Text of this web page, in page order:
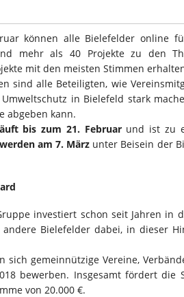
können alle Bielefelder online
mehr als 40 Projekte zu den
mit den meisten Stimmen
sind alle Beteiligten, wie
in Bielefeld stark
abgeben kann.
bis zum 21. Februarund ist zu
am 7. März unter Beisein der
investiert schon seit Jahren in
Bielefelder dabei, in dieser
sich gemeinnützige Vereine,
bewerben. Insgesamt fördert die
von 20.000 €.